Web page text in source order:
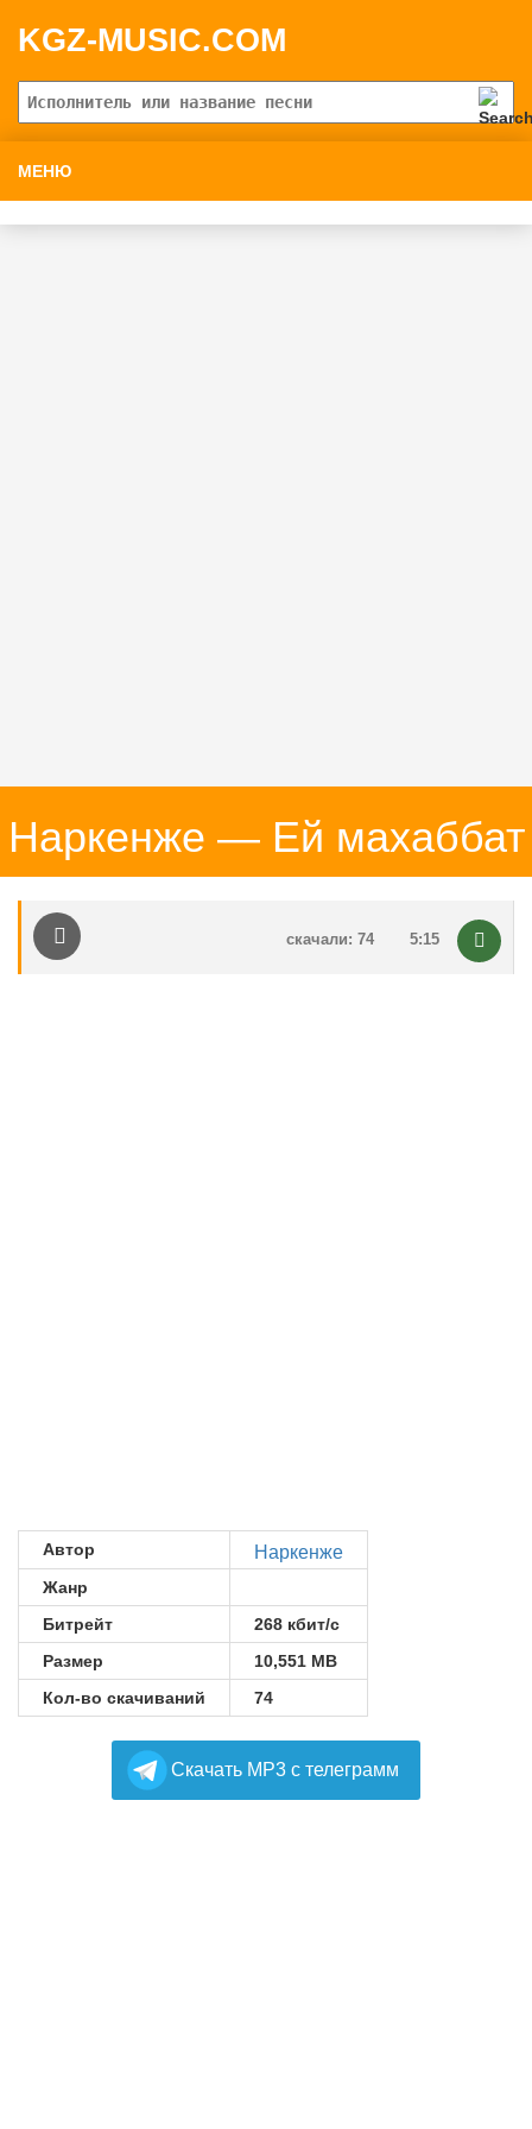
KGZ-MUSIC.COM
МЕНЮ
Наркенже — Ей махаббат
5:15
скачали: 74
Автор Наркенже
Жанр
Битрейт
268 кбит/с
Размер
10,551 MB
Кол-во скачиваний
74
Cкачать MP3 с телеграмм